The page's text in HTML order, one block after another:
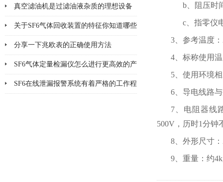
体检测设备
真空滤油机是过滤油液杂质的理想设备
关于SF6气体回收装置的特征你知道哪些
分享一下兆欧表的正确使用方法
SF6气体定量检漏仪怎么进行更高效的产
品检漏?
SF6在线泄漏报警系统有着严格的工作程
b、阻压时
c、指零仪
3、参考温度
4、标称使用
5、使用环境
6、导电线路
7、电阻器线
500V，历时1分钟
8、外形尺寸：
9、重量：约